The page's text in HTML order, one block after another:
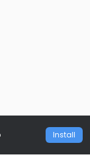
Install